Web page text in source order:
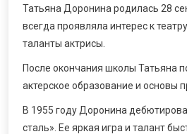
Татьяна Доронина родилась 28
всегда проявляла интерес к
таланты актрисы.
После окончания школы Татьяна
актерское образование и основы
В 1955 году Доронина
сталь». Ее яркая игра и талант